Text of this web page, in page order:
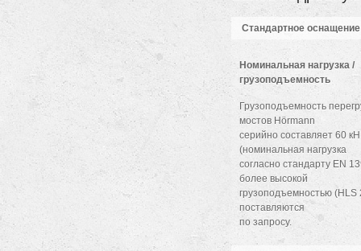
Стандартное оснащение
Номинальная нагрузка /
грузоподъемность
Грузоподъемность
мостов Hörmann
серийно составляет 60 кН
(номинальная нагрузка
согласно стандарту EN
более высокой
грузоподъемностью (HLS
поставляются
по запросу.